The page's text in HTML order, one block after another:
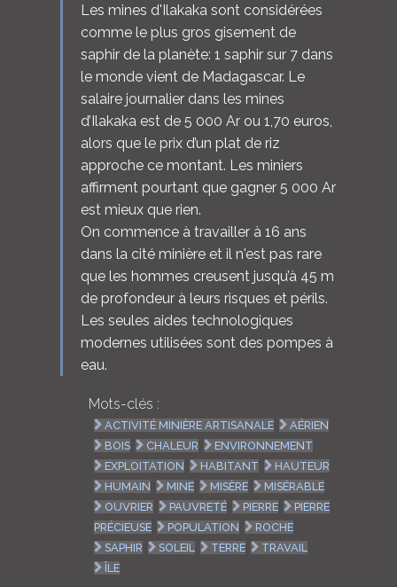
Les mines d'Ilakaka sont considérées
comme le plus gros gisement de
saphir de la planète: 1 saphir sur 7 dans
le monde vient de Madagascar. Le
salaire journalier dans les mines
d’Ilakaka est de 5 000 Ar ou 1,70 euros,
alors que le prix d’un plat de riz
approche ce montant. Les miniers
affirment pourtant que gagner 5 000 Ar
est mieux que rien.
On commence à travailler à 16 ans
dans la cité minière et il n'est pas rare
que les hommes creusent jusqu’à 45 m
de profondeur à leurs risques et périls.
Les seules aides technologiques
modernes utilisées sont des pompes à
eau.
Mots-clés :
ACTIVITÉ MINIÈRE ARTISANALE
AÉRIEN
BOIS
CHALEUR
ENVIRONNEMENT
EXPLOITATION
HABITANT
HAUTEUR
HUMAIN
MINE MISÈRE
MISÉRABLE
OUVRIER
PAUVRETÉ PIERRE
PIERRE
PRÉCIEUSE
POPULATION
ROCHE
SAPHIR
SOLEIL TERRE
TRAVAIL
ÎLE